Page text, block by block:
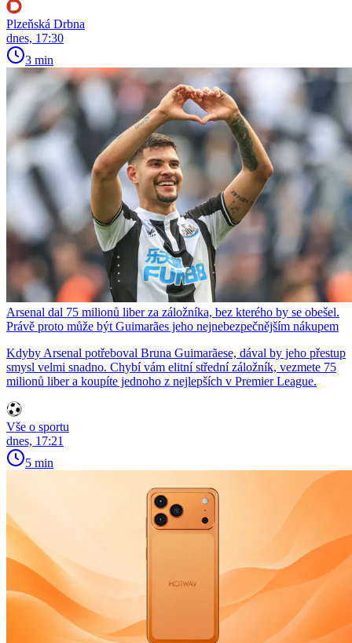
Plzeňská Drbna
dnes, 17:30
3 min
Arsenal dal 75 milionů liber za záložníka, bez kterého by se obešel.
Právě proto může být Guimarães jeho nejnebezpečnějším nákupem
Kdyby Arsenal potřeboval Bruna Guimarãese, dával by jeho přestup
smysl velmi snadno. Chybí vám elitní střední záložník, vezmete 75
milionů liber a koupíte jednoho z nejlepších v Premier League.
Vše o sportu
dnes, 17:21
5 min